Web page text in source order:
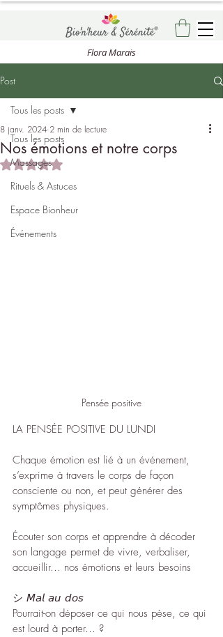
Flora Marais
Post
Tous les posts
Massages
Rituels & Astuces
Espace Bionheur
Événements
Tous les posts
Nos émotions et notre corps
8 janv. 2024 2 min de lecture
Noté NaN étoiles sur 5.
Pensée positive
LA PENSÉE POSITIVE DU LUNDI
Chaque émotion est lié à un événement,
s’exprime à travers le corps de façon
consciente ou non, et peut générer des
symptômes physiques.
Écouter son corps et apprendre à décoder
son langage permet de vivre, verbaliser,
accueillir… nos émotions et leurs besoins
シ 𝘔𝘢𝘭 𝘢𝘶 𝘥𝘰𝘴
Pourrait-on déposer ce qui nous pèse, ce qui
est lourd à porter… ?